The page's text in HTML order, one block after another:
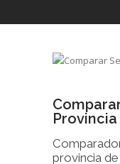
Provincia
provincia